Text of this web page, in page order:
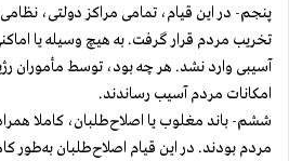
پنجم- در این قیام، تمامی مراکز دولتی،
تخریب مردم قرار گرفت. به هیچ وسیله یا
آسیبی وارد نشد. هر چه بود، توسط مأموران
امکانات مردم آسیب رساندند.
ششم- باند مغلوب یا اصلاح‌طلبان، کاملا
مردم بودند. در این قیام اصلاح‌طلبان به‌طور